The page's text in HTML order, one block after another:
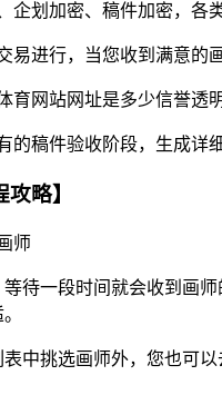
划加密、稿件加密，各类
进行，当您收到满意的画
网站网址是多少信誉透明
稿件验收阶段，生成详细
攻略】
师
一段时间就会收到画师
挑选画师外，您也可以